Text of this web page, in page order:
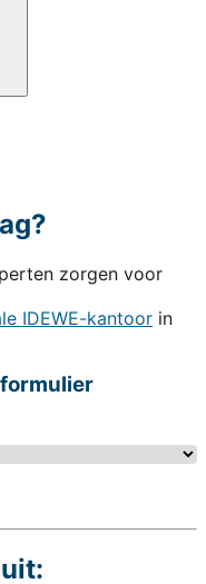
zorgen voor
IDEWE-kantoor in